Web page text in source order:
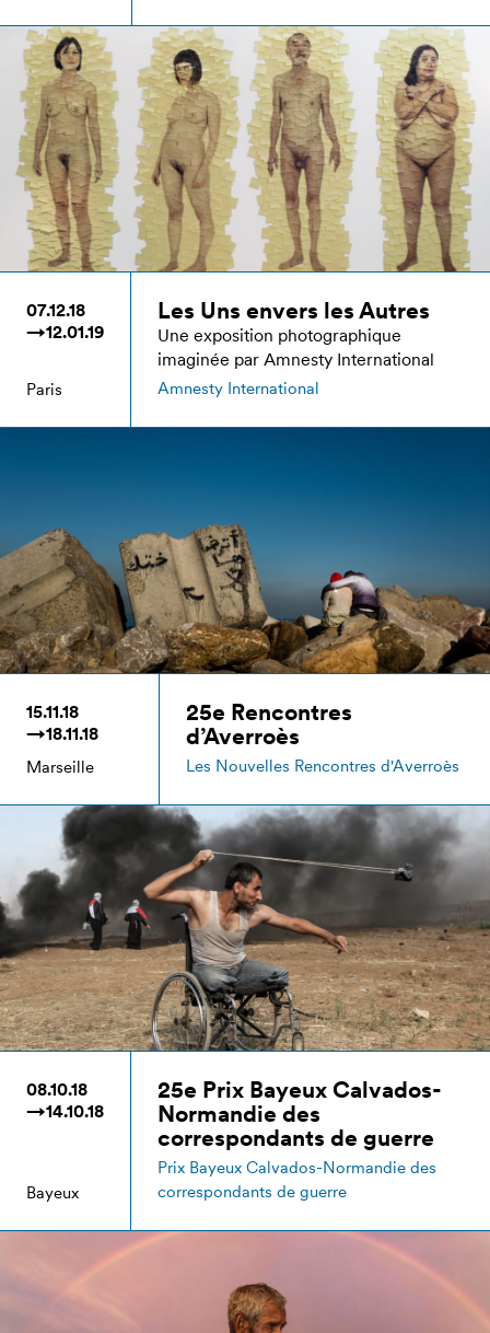
07.12.18
→12.01.19
Paris
Les Uns envers les Autres
Une exposition photographique
imaginée par Amnesty International
Amnesty International
15.11.18
→18.11.18
Marseille
25e Rencontres
d’Averroès
Les Nouvelles Rencontres d'Averroès
08.10.18
→14.10.18
Bayeux
25e Prix Bayeux Calvados-
Normandie des
correspondants de guerre
Prix Bayeux Calvados-Normandie des
correspondants de guerre